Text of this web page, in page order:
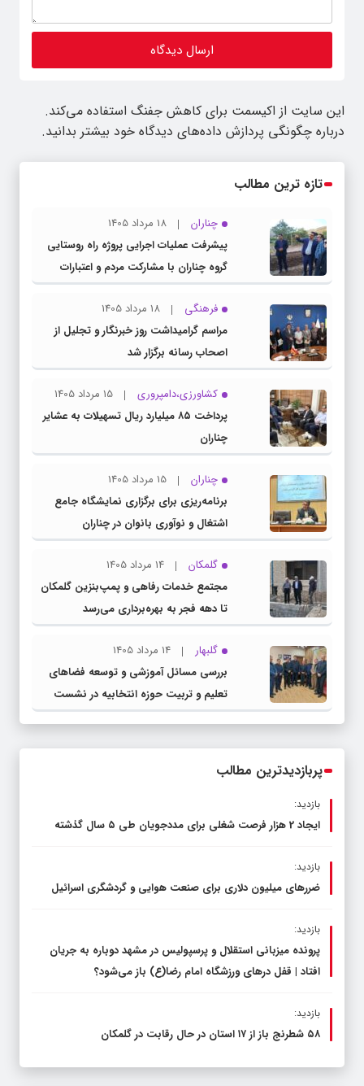
این سایت از اکیسمت برای کاهش جفنگ استفاده می‌کند.
درباره چگونگی پردازش داده‌های دیدگاه خود بیشتر بدانید.
تازه ترین مطالب
چناران
18 مرداد 1405
پیشرفت عملیات اجرایی پروژه راه روستایی
گروه چناران با مشارکت مردم و اعتبارات
دولتی
فرهنگی
18 مرداد 1405
مراسم گرامیداشت روز خبرنگار و تجلیل از
اصحاب رسانه برگزار شد
کشاورزی،دامپروری
15 مرداد 1405
پرداخت ۸۵ میلیارد ریال تسهیلات به عشایر
چناران
چناران
15 مرداد 1405
برنامه‌ریزی برای برگزاری نمایشگاه جامع
اشتغال و نوآوری بانوان در چناران
گلمکان
14 مرداد 1405
مجتمع خدمات رفاهی و پمپ‌بنزین گلمکان
تا دهه فجر به بهره‌برداری می‌رسد
گلبهار
14 مرداد 1405
بررسی مسائل آموزشی و توسعه فضاهای
تعلیم و تربیت حوزه انتخابیه در نشست
مشترک عضو کمیسیون آموزش مجلس با
پربازدیدترین مطالب
بازدید:
ایجاد 2 هزار فرصت شغلی برای مددجویان طی ۵ سال گذشته
بازدید:
ضررهای میلیون دلاری برای صنعت هوایی و گردشگری اسرائیل
بازدید:
پرونده میزبانی استقلال و پرسپولیس در مشهد دوباره به جریان
افتاد | قفل در‌های ورزشگاه امام رضا(ع) باز می‌شود؟
بازدید:
۵۸ شطرنج‌ باز از ۱۷ استان در حال رقابت در گلمکان